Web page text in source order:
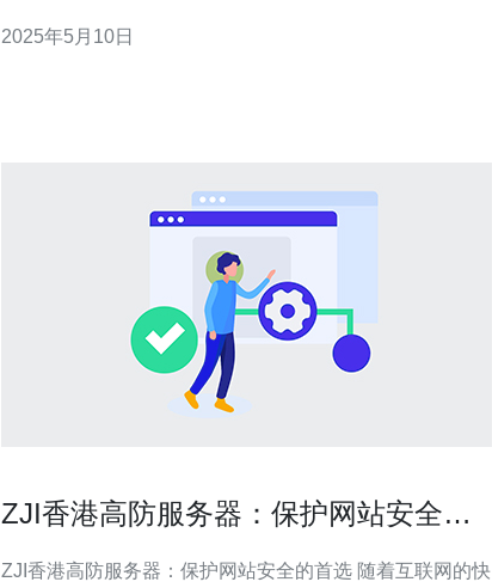
致力于为客户提供最佳的网络安全保障。 鼎峰香港高防服
2025年5月10日
ZJI香港高防服务器：保护网站安全的
ZJI香港高防服务器：保护网站安全的首选 随着互联网的快